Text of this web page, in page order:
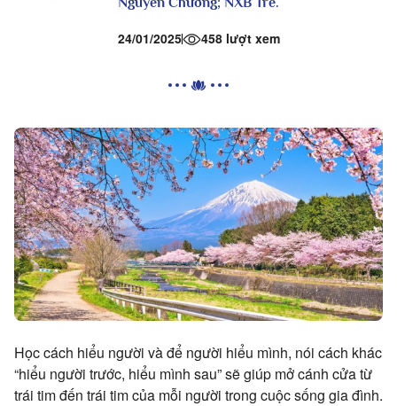
24/01/2025 458 lượt xem
Học cách hiểu người và để người hiểu mình, nói cách khác
“hiểu người trước, hiểu mình sau” sẽ giúp mở cánh cửa từ
trái tim đến trái tim của mỗi người trong cuộc sống gia đình.